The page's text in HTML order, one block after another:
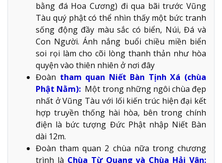
bằng đá Hoa Cương) đi qua bãi trước Vũng
Tàu quý phật có thể nhìn thấy một bức tranh
sống động đầy màu sắc có biển, Núi, Đá và
Con Người. Ánh nắng buổi chiều miền biển
soi rọi làm cho cõi lòng thanh thản như hòa
quyện vào thiên nhiên ở nơi đây
Đoàn tham quan Niết Bàn Tịnh Xá (chùa
Phật Nằm): Một trong những ngôi chùa đẹp
nhất ở Vũng Tàu với lối kiến trúc hiện đại kết
hợp truyền thống hài hòa, bên trong chính
điện là bức tượng Đức Phật nhập Niết Bàn
dài 12m.
Đoàn tham quan 2 chùa nữa trong chương
trình là Chùa Từ Quang và Chùa Hải Vân: